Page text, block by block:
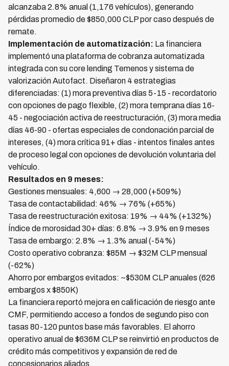
alcanzaba 2.8% anual (1,176 vehículos), generando
pérdidas promedio de $850,000 CLP por caso después de
remate.
Implementación de automatización: La financiera
implementó una plataforma de cobranza automatizada
integrada con su core lending Temenos y sistema de
valorización Autofact. Diseñaron 4 estrategias
diferenciadas: (1) mora preventiva días 5-15 - recordatorio
con opciones de pago flexible, (2) mora temprana días 16-
45 - negociación activa de reestructuración, (3) mora media
días 46-90 - ofertas especiales de condonación parcial de
intereses, (4) mora crítica 91+ días - intentos finales antes
de proceso legal con opciones de devolución voluntaria del
vehículo.
Resultados en 9 meses:
Gestiones mensuales: 4,600 → 28,000 (+509%)
Tasa de contactabilidad: 46% → 76% (+65%)
Tasa de reestructuración exitosa: 19% → 44% (+132%)
Índice de morosidad 30+ días: 6.8% → 3.9% en 9 meses
Tasa de embargo: 2.8% → 1.3% anual (-54%)
Costo operativo cobranza: $85M → $32M CLP mensual
(-62%)
Ahorro por embargos evitados: ~$530M CLP anuales (626
embargos x $850K)
La financiera reportó mejora en calificación de riesgo ante
CMF, permitiendo acceso a fondos de segundo piso con
tasas 80-120 puntos base más favorables. El ahorro
operativo anual de $636M CLP se reinvirtió en productos de
crédito más competitivos y expansión de red de
concesionarios aliados.